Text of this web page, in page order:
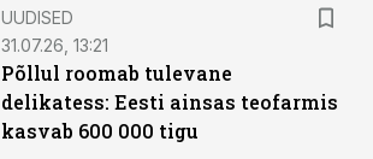
UUDISED
31.07.26, 13:21
Põllul roomab tulevane
delikatess: Eesti ainsas teofarmis
kasvab 600 000 tigu